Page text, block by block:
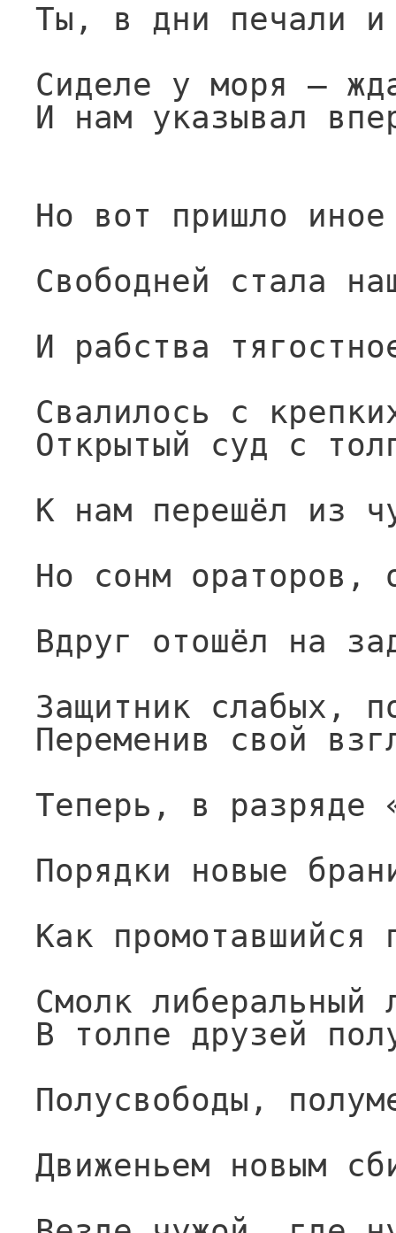
Ты, в дни печали и
Сиделе у моря —
И нам указывал
Но вот пришло
Свободней стала
И рабства
Свалилось с
Открытый суд с
К нам перешёл из
Но сонм ораторов,
Вдруг отошёл на
Защитник слабых,
Переменив свой
Теперь, в разряде
Порядки новые
Как промотавшийся
Смолк либеральный
В толпе друзей
Полусвободы,
Движеньем новым